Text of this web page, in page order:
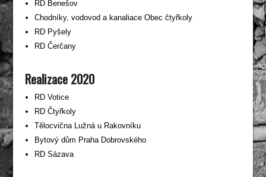
RD Benešov
Chodníky, vodovod a kanaliace Obec čtyřkoly
RD Pyšely
RD Čerčany
Realizace 2020
RD Votice
RD Čtyřkoly
Tělocvična Lužná u Rakovníku
Bytový dům Praha Dobrovského
RD Sázava